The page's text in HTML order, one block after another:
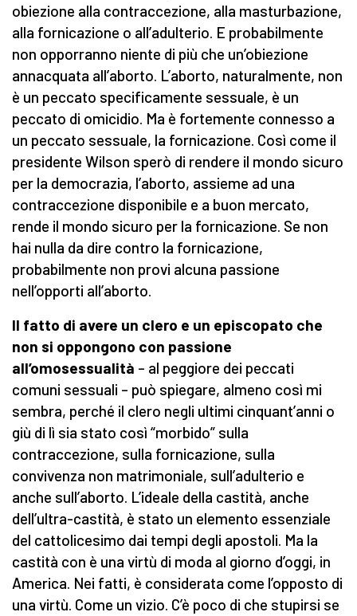
obiezione alla contraccezione, alla masturbazione,
alla fornicazione o all’adulterio. E probabilmente
non opporranno niente di più che un’obiezione
annacquata all’aborto. L’aborto, naturalmente, non
è un peccato specificamente sessuale, è un
peccato di omicidio. Ma è fortemente connesso a
un peccato sessuale, la fornicazione. Così come il
presidente Wilson sperò di rendere il mondo sicuro
per la democrazia, l’aborto, assieme ad una
contraccezione disponibile e a buon mercato,
rende il mondo sicuro per la fornicazione. Se non
hai nulla da dire contro la fornicazione,
probabilmente non provi alcuna passione
nell’opporti all’aborto.
Il fatto di avere un clero e un episcopato che
non si oppongono con passione
all’omosessualità – al peggiore dei peccati
comuni sessuali – può spiegare, almeno così mi
sembra, perché il clero negli ultimi cinquant’anni o
giù di lì sia stato così “morbido” sulla
contraccezione, sulla fornicazione, sulla
convivenza non matrimoniale, sull’adulterio e
anche sull’aborto. L’ideale della castità, anche
dell’ultra-castità, è stato un elemento essenziale
del cattolicesimo dai tempi degli apostoli. Ma la
castità con è una virtù di moda al giorno d’oggi, in
America. Nei fatti, è considerata come l’opposto di
una virtù. Come un vizio. C’è poco di che stupirsi se